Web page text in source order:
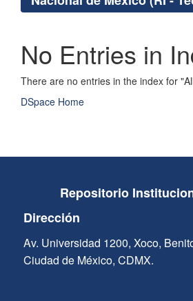
No Entries in
There are no entries in the index for
DSpace Home
Repositorio
Dirección
Av. Universidad 1200, Xoco,
Ciudad de México, CDMX.